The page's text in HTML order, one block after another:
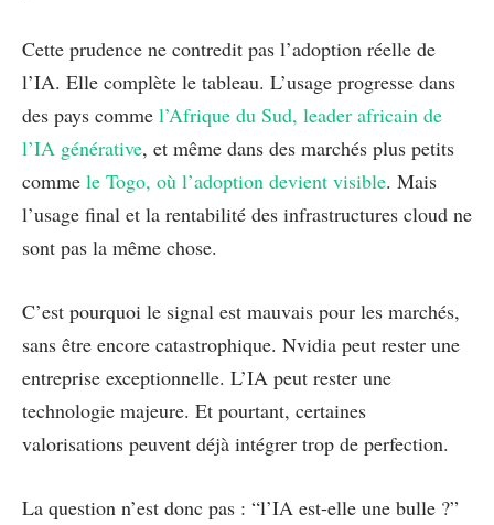
Cette prudence ne contredit pas l’adoption réelle de
l’IA. Elle complète le tableau. L’usage progresse dans
des pays comme l’Afrique du Sud, leader africain de
l’IA générative, et même dans des marchés plus petits
comme le Togo, où l’adoption devient visible. Mais
l’usage final et la rentabilité des infrastructures cloud ne
sont pas la même chose.
C’est pourquoi le signal est mauvais pour les marchés,
sans être encore catastrophique. Nvidia peut rester une
entreprise exceptionnelle. L’IA peut rester une
technologie majeure. Et pourtant, certaines
valorisations peuvent déjà intégrer trop de perfection.
La question n’est donc pas : “l’IA est-elle une bulle ?”